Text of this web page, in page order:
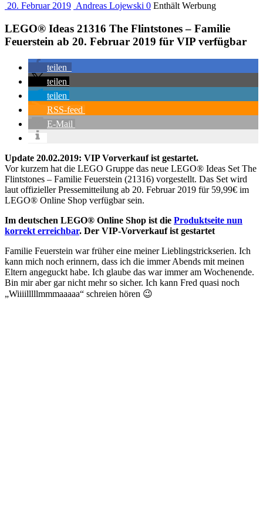
20. Februar 2019 Andreas Lojewski 0 Enthält Werbung
LEGO® Ideas 21316 The Flintstones – Familie
Feuerstein ab 20. Februar 2019 für VIP verfügbar
teilen
teilen
teilen
RSS-feed
E-Mail
Update 20.02.2019: VIP Vorverkauf ist gestartet.
Vor kurzem hat die LEGO Gruppe das neue LEGO® Ideas Set The
Flintstones – Familie Feuerstein (21316) vorgestellt. Das Set wird
laut offizieller Pressemitteilung ab 20. Februar 2019 für 59,99€ im
LEGO® Online Shop verfügbar sein.
Im deutschen LEGO® Online Shop ist die Produktseite nun
korrekt erreichbar. Der VIP-Vorverkauf ist gestartet
Familie Feuerstein war früher eine meiner Lieblingstrickserien. Ich
kann mich noch erinnern, dass ich die immer Abends mit meinen
Eltern angeguckt habe. Ich glaube das war immer am Wochenende.
Bin mir aber gar nicht mehr so sicher. Ich kann Fred quasi noch
„Wiiiilllllmmmaaaaa“ schreien hören 😉